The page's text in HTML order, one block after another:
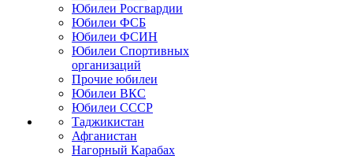
Юбилеи Росгвардии
Юбилеи ФСБ
Юбилеи ФСИН
Юбилеи Спортивных
организаций
Прочие юбилеи
Юбилеи ВКС
Юбилеи СССР
Таджикистан
Афганистан
Нагорный Карабах